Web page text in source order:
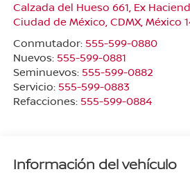
Calzada del Hueso 661, Ex
Ciudad de México, CDMX, México
Conmutador: 555-599-0880
Nuevos: 555-599-0881
Seminuevos: 555-599-0882
Servicio: 555-599-0883
Refacciones: 555-599-0884
Información del vehículo